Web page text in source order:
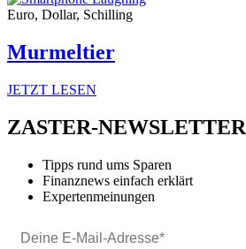
Euro, Dollar, Schilling
Murmeltier
JETZT LESEN
ZASTER-NEWSLETTER
Tipps rund ums Sparen
Finanznews einfach erklärt
Expertenmeinungen